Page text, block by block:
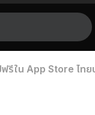
รีใน App Store ไท